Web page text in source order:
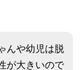
んや幼児は脱
が大きいので